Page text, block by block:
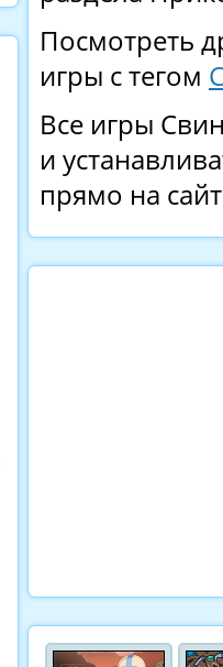
Посмотреть
игры с тегом
Все игры
и
прямо на